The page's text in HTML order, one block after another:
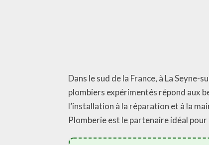
Dans le sud de la France, à La
plombiers expérimentés répond aux
l’installation à la réparation et à la
Plomberie est le partenaire idéal